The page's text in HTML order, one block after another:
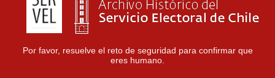
Por favor, resuelve el reto de seguridad para confirmar que
eres humano.